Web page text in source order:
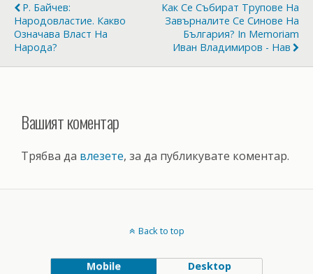
Р. Байчев:
Народовластие. Какво
Означава Власт На
Народа?
Как Се Събират Трупове На
Завърналите Се Синове На
България? In Memoriam
Иван Владимиров - Нав
Вашият коментар
Трябва да влезете, за да публикувате коментар.
Back to top
Mobile Desktop